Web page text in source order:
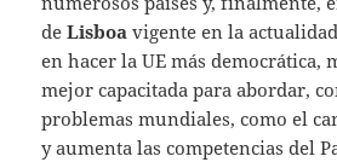
deLisboa vigente en la
en hacer la UE más democrática,
mejor capacitada para abordar,
problemas mundiales, como el
y aumenta las competencias del